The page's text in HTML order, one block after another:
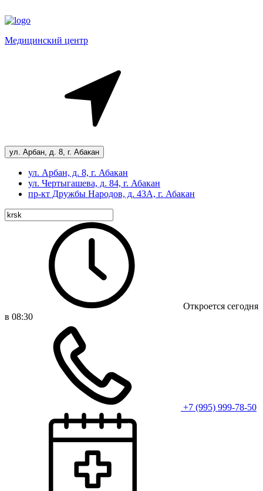
Медицинский центр
ул. Арбан, д. 8, г. Абакан
ул. Арбан, д. 8, г. Абакан
ул. Чертыгашева, д. 84, г. Абакан
пр-кт Дружбы Народов, д. 43А, г. Абакан
Откроется сегодня
в 08:30
+7 (995) 999-78-50